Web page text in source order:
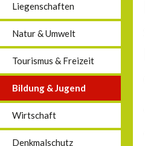
Liegenschaften
Natur & Umwelt
Tourismus & Freizeit
Bildung & Jugend
Wirtschaft
Denkmalschutz